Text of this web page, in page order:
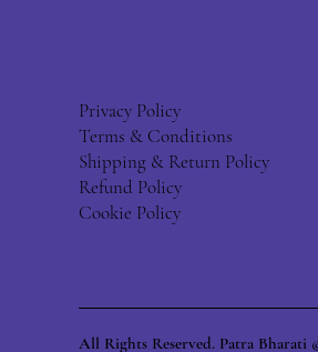
Privacy Policy
Terms & Conditions
Shipping & Return Policy
Refund Policy
Cookie Policy
All Rights Reserved. Patra Bharati ©